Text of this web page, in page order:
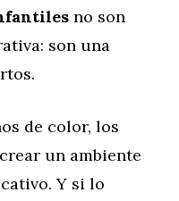
no son
son una
de color, los
un ambiente
Y si lo